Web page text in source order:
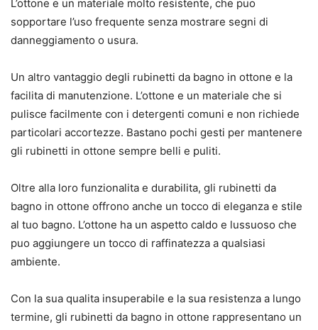
L’ottone e un materiale molto resistente, che puo
sopportare l’uso frequente senza mostrare segni di
danneggiamento o usura.
Un altro vantaggio degli rubinetti da bagno in ottone e la
facilita di manutenzione. L’ottone e un materiale che si
pulisce facilmente con i detergenti comuni e non richiede
particolari accortezze. Bastano pochi gesti per mantenere
gli rubinetti in ottone sempre belli e puliti.
Oltre alla loro funzionalita e durabilita, gli rubinetti da
bagno in ottone offrono anche un tocco di eleganza e stile
al tuo bagno. L’ottone ha un aspetto caldo e lussuoso che
puo aggiungere un tocco di raffinatezza a qualsiasi
ambiente.
Con la sua qualita insuperabile e la sua resistenza a lungo
termine, gli rubinetti da bagno in ottone rappresentano un